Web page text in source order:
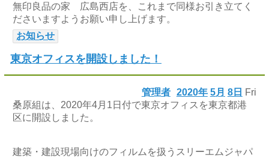
無印良品の家 広島西店を、これまで同様お引き立てく
ださいますようお願い申し上げます。
お知らせ
東京オフィスを開設しました！
2020年 5月 8日 Fri
管理者
桑原組は、2020年4月1日付で東京オフィスを東京都港
区に開設しました。
建築・建設現場向けのフィルムを扱うスリーエムジャパ